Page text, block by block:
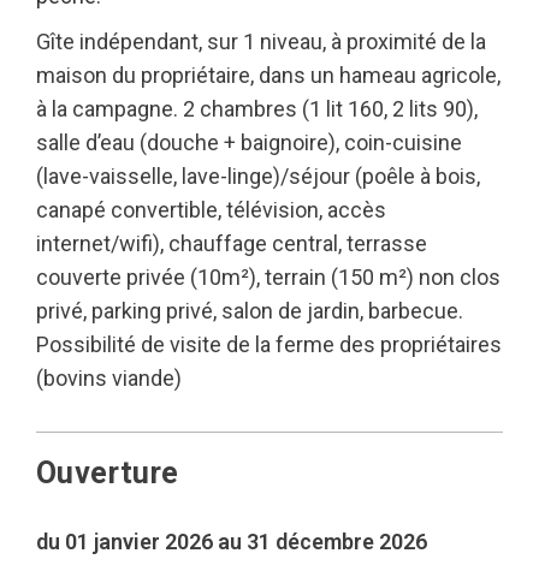
Gîte indépendant, sur 1 niveau, à proximité de la
maison du propriétaire, dans un hameau agricole,
à la campagne. 2 chambres (1 lit 160, 2 lits 90),
salle d’eau (douche + baignoire), coin-cuisine
(lave-vaisselle, lave-linge)/séjour (poêle à bois,
canapé convertible, télévision, accès
internet/wifi), chauffage central, terrasse
couverte privée (10m²), terrain (150 m²) non clos
privé, parking privé, salon de jardin, barbecue.
Possibilité de visite de la ferme des propriétaires
(bovins viande)
Ouverture
du 01 janvier 2026 au 31 décembre 2026